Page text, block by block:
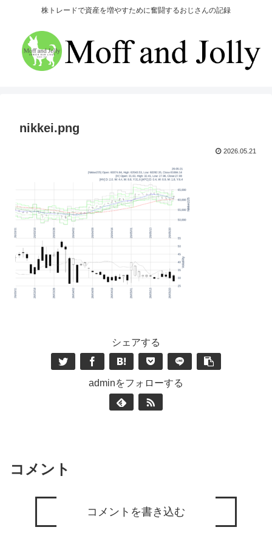
株トレードで資産を増やすために奮闘するおじさんの記録
nikkei.png
2026.05.21
シェアする
adminをフォローする
コメント
コメントを書き込む